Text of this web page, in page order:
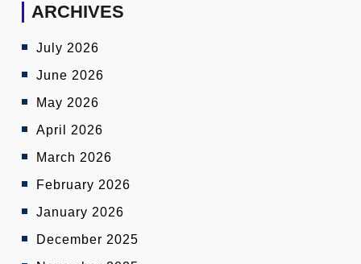
ARCHIVES
July 2026
June 2026
May 2026
April 2026
March 2026
February 2026
January 2026
December 2025